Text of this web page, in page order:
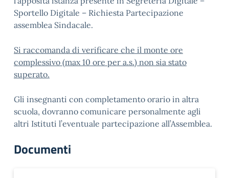
Sportello Digitale – Richiesta Partecipazione
assemblea Sindacale.
Si raccomanda di verificare che il monte ore
complessivo (max 10 ore per a.s.) non sia stato
superato.
Gli insegnanti con completamento orario in altra
scuola, dovranno comunicare personalmente agli
altri Istituti l’eventuale partecipazione all’Assemblea.
Documenti